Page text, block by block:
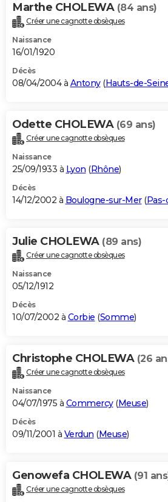
Marthe CHOLEWA (84 ans)
Créer une cagnotte obsèques
Naissance
16/01/1920
Décès
08/04/2004 à Antony(Hauts-de-
Odette CHOLEWA (69 ans)
Créer une cagnotte obsèques
Naissance
25/09/1933 à Lyon (Rhône)
Décès
14/12/2002 à Boulogne-sur-Mer(Pas-
Julie CHOLEWA (89 ans)
Créer une cagnotte obsèques
Naissance
05/12/1912
Décès
10/07/2002 à Corbie (Somme)
Christophe CHOLEWA (26
Créer une cagnotte obsèques
Naissance
04/07/1975 à Commercy(Meuse)
Décès
09/11/2001 à Verdun (Meuse)
Genowefa CHOLEWA (91
Créer une cagnotte obsèques